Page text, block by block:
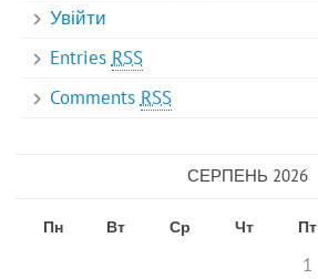
Увійти
Entries RSS
CommentsRSS
СЕРПЕНЬ 2026
Пн Вт Ср Чт Пт
1